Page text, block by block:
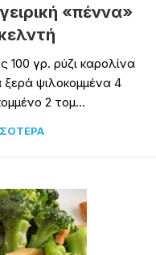
«πέννα»
100 γρ. ρύζι καρολίνα
ξερά ψιλοκομμένα 4
2 τομ...